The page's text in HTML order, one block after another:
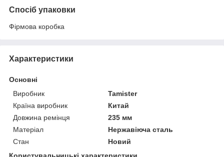
Спосіб упаковки
Фірмова коробка
Характеристики
Основні
Виробник
Tamister
Країна виробник
Китай
Довжина ремінця
235 мм
Матеріал
Нержавіюча сталь
Стан
Новий
Користувальницькі характеристики